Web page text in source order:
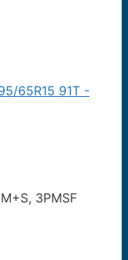
65R15 91T -
3PMSF